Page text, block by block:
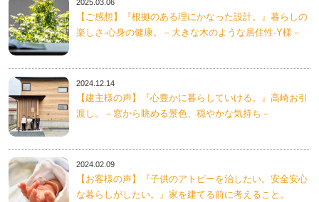
2025.03.06
【ご感想】『根拠のある理にかなった設計。』暮らしの
楽しさ-心身の健康。－大きな木のような居住性-Y様－
2024.12.14
【建主様の声】『心豊かに暮らしていける。』高崎お引
渡し。－窓から眺める景色、穏やかな気持ち－
2024.02.09
【お客様の声】『子供のアトピーを治したい。安全安心
な暮らしがしたい。』家を建てる前に考えること。